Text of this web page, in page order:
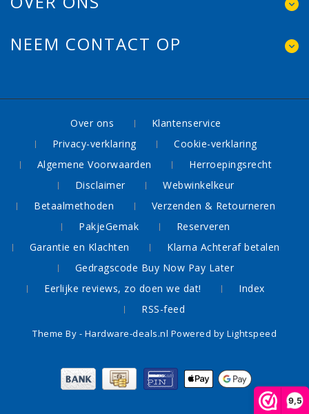
9,5
NEEM CONTACT OP
Over ons
Klantenservice
Privacy-verklaring
Cookie-verklaring
Algemene Voorwaarden
Herroepingsrecht
Disclaimer
Webwinkelkeur
Betaalmethoden
Verzenden & Retourneren
PakjeGemak
Reserveren
Garantie en Klachten
Klarna Achteraf betalen
Gedragscode Buy Now Pay Later
Eerlijke reviews, zo doen we dat!
Index
RSS-feed
Theme By - Hardware-deals.nl Powered by Lightspeed